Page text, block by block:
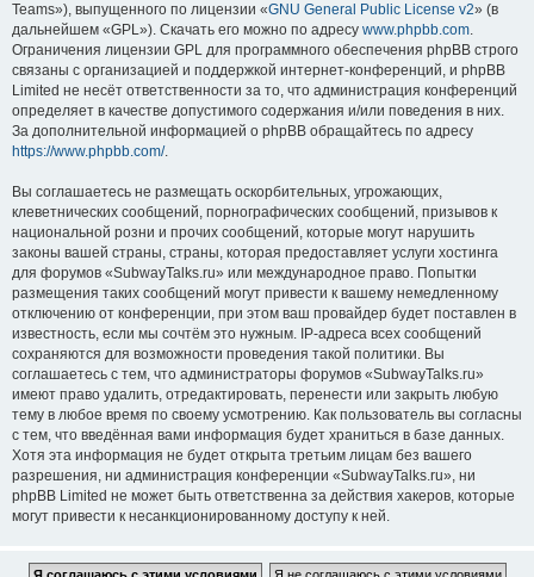
Teams»), выпущенного по лицензии «GNU General Public License v2» (в
дальнейшем «GPL»). Скачать его можно по адресу www.phpbb.com.
Ограничения лицензии GPL для программного обеспечения phpBB строго
связаны с организацией и поддержкой интернет-конференций, и phpBB
Limited не несёт ответственности за то, что администрация конференций
определяет в качестве допустимого содержания и/или поведения в них.
За дополнительной информацией о phpBB обращайтесь по адресу
https://www.phpbb.com/.
Вы соглашаетесь не размещать оскорбительных, угрожающих,
клеветнических сообщений, порнографических сообщений, призывов к
национальной розни и прочих сообщений, которые могут нарушить
законы вашей страны, страны, которая предоставляет услуги хостинга
для форумов «SubwayTalks.ru» или международное право. Попытки
размещения таких сообщений могут привести к вашему немедленному
отключению от конференции, при этом ваш провайдер будет поставлен в
известность, если мы сочтём это нужным. IP-адреса всех сообщений
сохраняются для возможности проведения такой политики. Вы
соглашаетесь с тем, что администраторы форумов «SubwayTalks.ru»
имеют право удалить, отредактировать, перенести или закрыть любую
тему в любое время по своему усмотрению. Как пользователь вы согласны
с тем, что введённая вами информация будет храниться в базе данных.
Хотя эта информация не будет открыта третьим лицам без вашего
разрешения, ни администрация конференции «SubwayTalks.ru», ни
phpBB Limited не может быть ответственна за действия хакеров, которые
могут привести к несанкционированному доступу к ней.